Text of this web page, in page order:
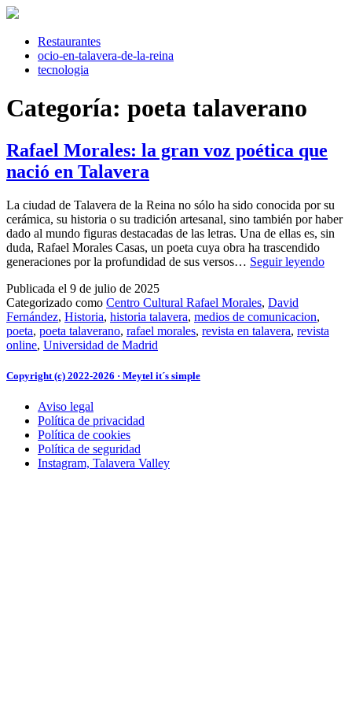
Saltar
contenidoRestaurantes
ocio-en-talavera-de-la-reina
tecnologia
Categoría: poeta talaverano
Rafael Morales: la gran voz poética que
nació en Talavera
La ciudad de Talavera de la Reina no sólo ha sido conocida por su
cerámica, su historia o su tradición artesanal, sino también por haber
dado al mundo figuras destacadas de las letras. Una de ellas es, sin
duda, Rafael Morales Casas, un poeta cuya obra ha trascendido
generaciones por la profundidad de sus versos… Seguir leyendo
Publicada el 9 de julio de 2025
Categorizado como Centro Cultural Rafael Morales, David
Fernández, Historia, historia talavera, medios de comunicacion,
poeta, poeta talaverano, rafael morales, revista en talavera, revista
online, Universidad de Madrid
Copyright (c) 2022-2026 · Meytel it´s simple
Aviso legal
Política de privacidad
Política de cookies
Política de seguridad
Instagram, Talavera Valley